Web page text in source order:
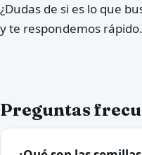
¿Dudas de si es lo que
y te respondemos rápido.
Preguntas